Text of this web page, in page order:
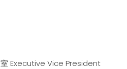
Executive Vice President